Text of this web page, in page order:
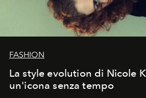
FASHION
La style evolution di Nicole
un'icona senza tempo